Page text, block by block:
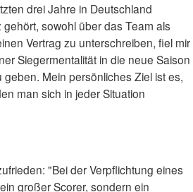
drei Jahre in Deutschland
sowohl über das Team als
Vertrag zu unterschreiben, fiel mir
Siegermentalität in die neue Saison
Mein persönliches Ziel ist es,
man sich in jeder Situation
"Bei der Verpflichtung eines
großer Scorer, sondern ein